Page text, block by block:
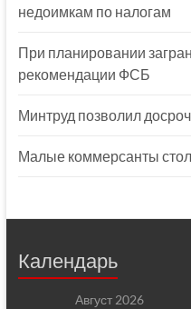
недоимкам по налогам
При планировании
рекомендации ФСБ
Минтруд позволил
Малые коммерсанты
Календарь
Август 2026